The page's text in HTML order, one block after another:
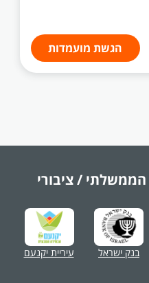
הגשת מועמדות
הממשלתי / ציבורי
בנק ישראל עיריית יקנעם